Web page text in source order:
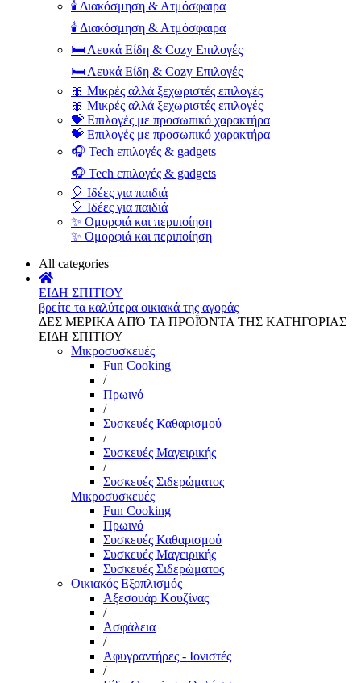
🕯️ Διακόσμηση & Ατμόσφαιρα
🕯️ Διακόσμηση & Ατμόσφαιρα
🛏️ Λευκά Είδη & Cozy Επιλογές
🛏️ Λευκά Είδη & Cozy Επιλογές
🎀 Μικρές αλλά ξεχωριστές επιλογές
🎀 Μικρές αλλά ξεχωριστές επιλογές
💝 Επιλογές με προσωπικό χαρακτήρα
💝 Επιλογές με προσωπικό χαρακτήρα
🎧 Tech επιλογές & gadgets
🎧 Tech επιλογές & gadgets
🎈 Ιδέες για παιδιά
🎈 Ιδέες για παιδιά
✨ Ομορφιά και περιποίηση
✨ Ομορφιά και περιποίηση
All categories
ΕΙΔΗ ΣΠΙΤΙΟΥ
βρείτε τα καλύτερα οικιακά της αγοράς
ΔΕΣ ΜΕΡΙΚΑ ΑΠΌ ΤΑ ΠΡΟΪΌΝΤΑ ΤΗΣ ΚΑΤΗΓΟΡΙΑΣ
ΕΙΔΗ ΣΠΙΤΙΟΥ
Μικροσυσκευές
Fun Cooking
/
Πρωινό
/
Συσκευές Καθαρισμού
/
Συσκευές Μαγειρικής
/
Συσκευές Σιδερώματος
Μικροσυσκευές
Fun Cooking
Πρωινό
Συσκευές Καθαρισμού
Συσκευές Μαγειρικής
Συσκευές Σιδερώματος
Οικιακός Εξοπλισμός
Αξεσουάρ Κουζίνας
/
Ασφάλεια
/
Αφυγραντήρες - Ιονιστές
/